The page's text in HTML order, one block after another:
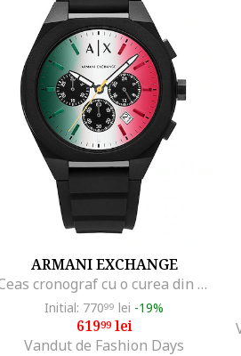
ARMANI EXCHANGE
Ceas cronograf cu o curea din silicon, Negru
Initial: 77099 lei -19%
61999lei
Vandut de Fashion Days